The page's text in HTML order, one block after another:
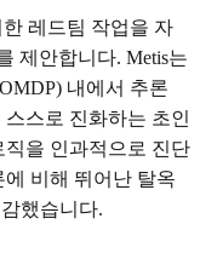
레드팀 작업을 자
제안합니다. Metis는
내에서 추론
스로 진화하는 초인
을 인과적으로 진단
비해 뛰어난 탈옥
했습니다.